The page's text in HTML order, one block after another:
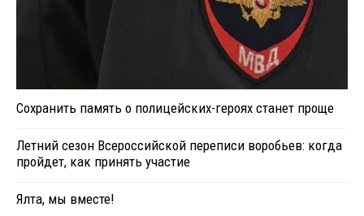
Сохранить память о полицейских-героях станет проще
Летний сезон Всероссийской переписи воробьев: когда
пройдет, как принять участие
Ялта, мы вместе!